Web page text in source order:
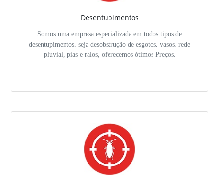
Desentupimentos
Somos uma empresa especializada em todos tipos de
desentupimentos, seja desobstrução de esgotos, vasos, rede
pluvial, pias e ralos, oferecemos ótimos Preços.